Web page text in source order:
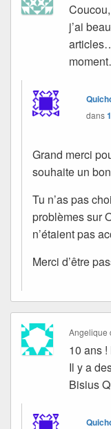
j’ai
dans
Grand merci
souhaite un
Tu n’as pas
problèmes sur
n’étaient pas
Merci d’être
Angelique
10 ans !
Il y a
Bisius